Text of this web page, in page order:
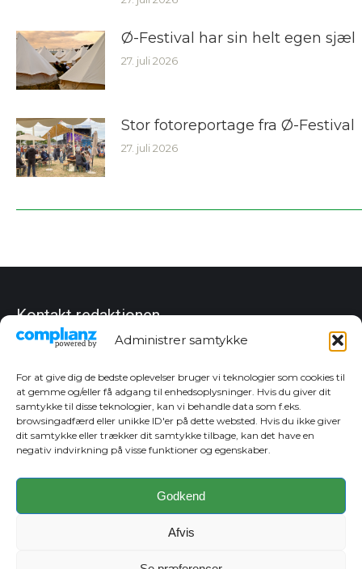
Administrer samtykke
For at give dig de bedste oplevelser bruger vi teknologier som cookies til
at gemme og/eller få adgang til enhedsoplysninger. Hvis du giver dit
samtykke til disse teknologier, kan vi behandle data som f.eks.
browsingadfærd eller unikke ID'er på dette websted. Hvis du ikke giver
dit samtykke eller trækker dit samtykke tilbage, kan det have en
negativ indvirkning på visse funktioner og egenskaber.
Godkend
Afvis
Ø-Festival har sin helt egen sjæl
27. juli 2026
Stor fotoreportage fra Ø-Festival
27. juli 2026
Kontakt redaktionen
Chefredaktør
Tlf. 27 83 10 80
cj@sydfynskemedia.dk
Annoncer
Dorte Hansen
Tlf. 24 92 62 77
dh@sydfynskemedia.dk
Sara Hansen
sh@sydfynskemedia.dk